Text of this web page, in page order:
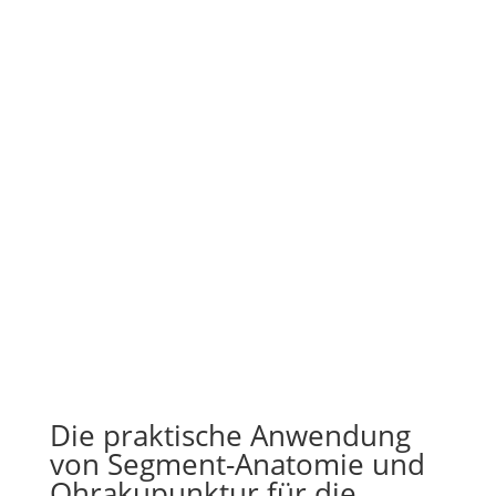
Die praktische Anwendung
von Segment-Anatomie und